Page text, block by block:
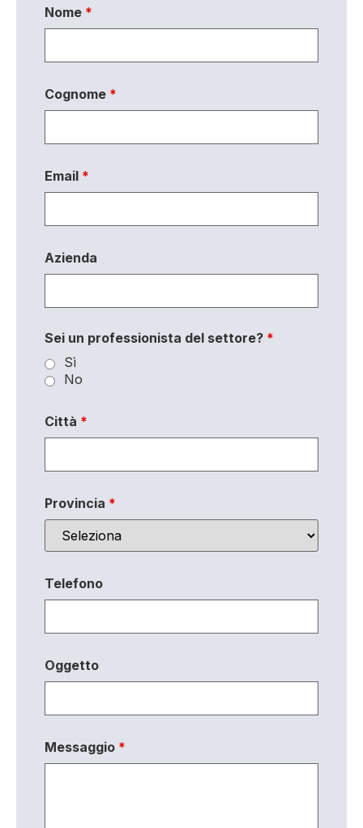
Nome *
Cognome *
Email *
Azienda
Sei un professionista del settore? *
Sì
No
Città *
Provincia *
Telefono
Oggetto
Messaggio *